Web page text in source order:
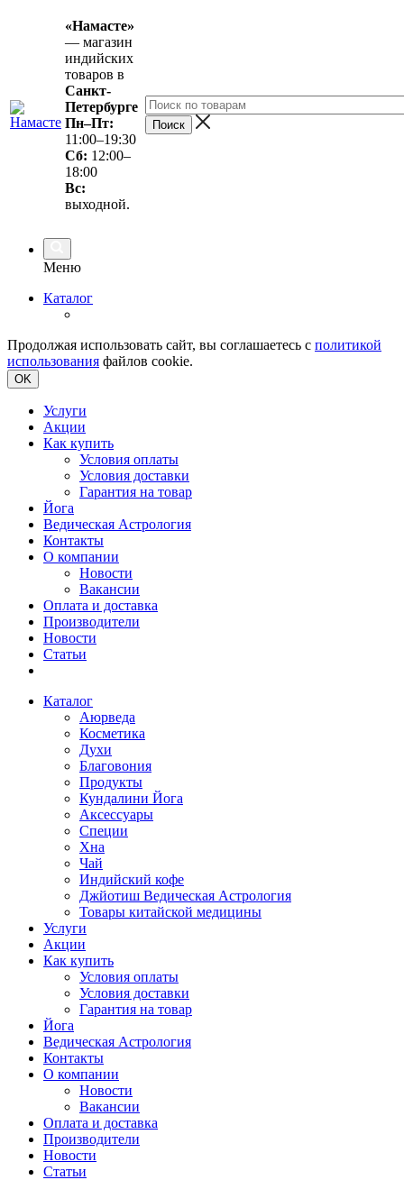
«Намасте»
— магазин
индийских
товаров в
Санкт-
Петербурге
Пн–Пт:
11:00–19:30
Сб: 12:00–
18:00
Вс:
выходной.
Меню
Каталог
Продолжая использовать сайт, вы соглашаетесь с политикой
использования файлов cookie.
OK
Услуги
Акции
Как купить
Условия оплаты
Условия доставки
Гарантия на товар
Йога
Ведическая Астрология
Контакты
О компании
Новости
Вакансии
Оплата и доставка
Производители
Новости
Статьи
Каталог
Аюрведа
Косметика
Духи
Благовония
Продукты
Кундалини Йога
Аксессуары
Специи
Хна
Чай
Индийский кофе
Джйотиш Ведическая Астрология
Товары китайской медицины
Услуги
Акции
Как купить
Условия оплаты
Условия доставки
Гарантия на товар
Йога
Ведическая Астрология
Контакты
О компании
Новости
Вакансии
Оплата и доставка
Производители
Новости
Статьи